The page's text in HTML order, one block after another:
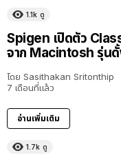
1.1k ดู
Spigen เปิดตัว
จาก Macintosh รุ่น
โดย Sasithakan Sritonthip
7 เดือนที่แล้ว
อ่านเพิ่มเติม
1.7k ดู